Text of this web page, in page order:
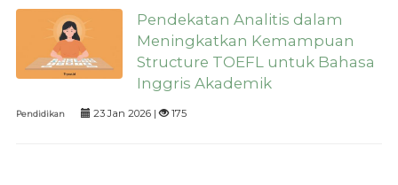
Pendekatan Analitis dalam
Meningkatkan Kemampuan
Structure TOEFL untuk Bahasa
Inggris Akademik
Pendidikan 23 Jan 2026 | 175